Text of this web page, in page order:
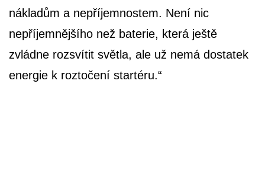
nákladům a nepříjemnostem. Není nic
nepříjemnějšího než baterie, která ještě
zvládne rozsvítit světla, ale už nemá dostatek
energie k roztočení startéru.“